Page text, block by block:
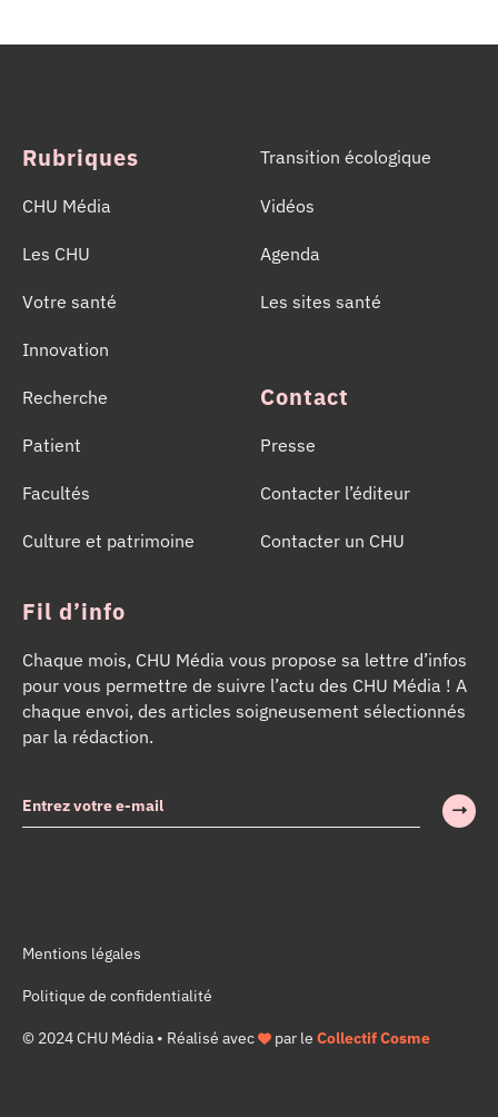
Rubriques
CHU Média
Les CHU
Votre santé
Innovation
Recherche
Patient
Facultés
Culture et patrimoine
Transition écologique
Vidéos
Agenda
Les sites santé
Contact
Presse
Contacter l’éditeur
Contacter un CHU
Fil d’info
Chaque mois, CHU Média vous propose sa lettre d’infos
pour vous permettre de suivre l’actu des CHU Média ! A
chaque envoi, des articles soigneusement sélectionnés
par la rédaction.
Mentions légales
Politique de confidentialité
© 2024 CHU Média • Réalisé avec par le Collectif Cosme